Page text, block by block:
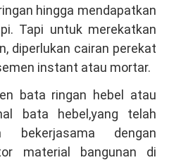
hingga mendapatkan
Tapi untuk merekatkan
diperlukan cairan perekat
instant atau mortar.
bata ringan hebel atau
bata hebel,yang telah
bekerjasama dengan
material bangunan di